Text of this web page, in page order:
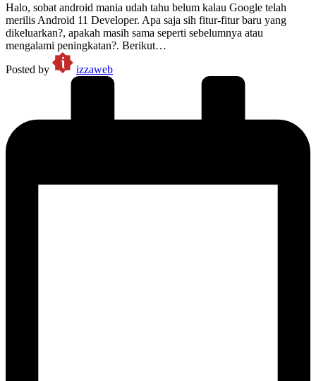
Halo, sobat android mania udah tahu belum kalau Google telah
merilis Android 11 Developer. Apa saja sih fitur-fitur baru yang
dikeluarkan?, apakah masih sama seperti sebelumnya atau
mengalami peningkatan?. Berikut…
Posted by
izzaweb